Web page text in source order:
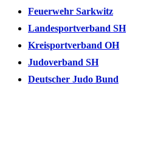
Feuerwehr Sarkwitz
Landesportverband SH
Kreisportverband OH
Judoverband SH
Deutscher Judo Bund